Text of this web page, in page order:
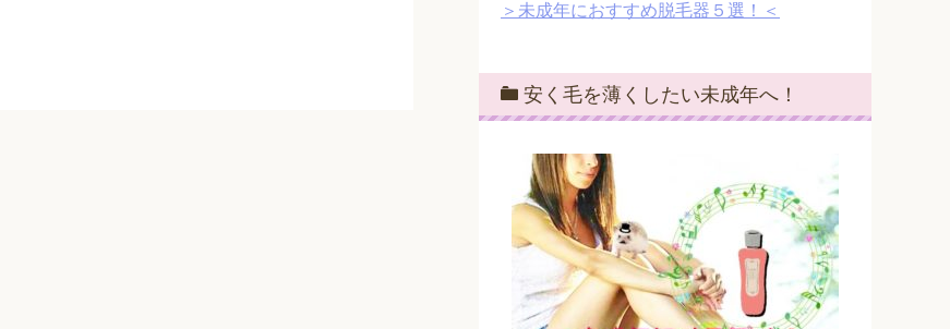
＞未成年におすすめ脱毛器５選！＜
安く毛を薄くしたい未成年へ！